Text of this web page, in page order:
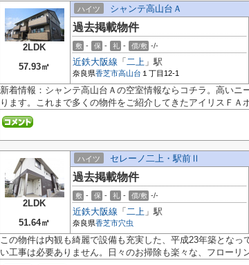
2LDK
57.93㎡
ハイツ シャンテ高山台Ａ
過去掲載物件
敷 - 保 - 礼 - 償/敷 -/-
近鉄大阪線 「 二上 」駅
奈良県香芝市高山台 １丁目12-1
新着情報：シャンテ高山台Ａの空室情報ならコチラ。高い
ります。これまで多くの物件をご紹介してきたアイリスＦＡ
2LDK
51.64㎡
ハイツ セレーノ二上・駅前Ⅱ
過去掲載物件
敷 - 保 - 礼 - 償/敷 -/-
近鉄大阪線 「 二上 」駅
奈良県香芝市穴虫
この物件は内観も綺麗で設備も充実した、平成23年築とな
い工事は必要ありません。日々のお掃除も楽々な、フローリ